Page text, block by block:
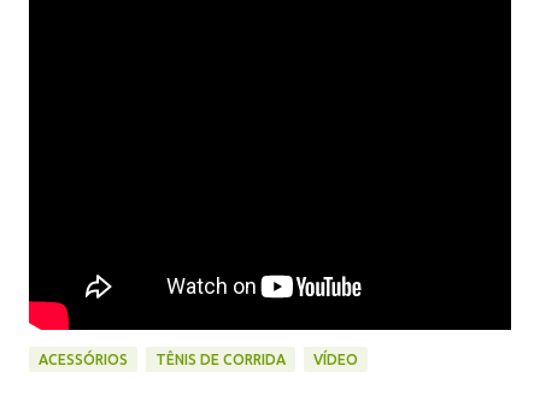
ACESSÓRIOS TÊNIS DE CORRIDA VÍDEO